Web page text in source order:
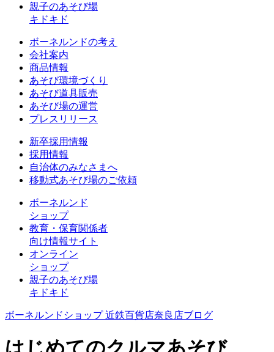
親子のあそび場
キドキド
ボーネルンドの考え
会社案内
商品情報
あそび環境づくり
あそび道具販売
あそび場の運営
プレスリリース
新卒採用情報
採用情報
自治体のみなさまへ
移動式あそび場のご依頼
ボーネルンド
ショップ
教育・保育関係者
向け情報サイト
オンライン
ショップ
親子のあそび場
キドキド
ボーネルンドショップ 近鉄百貨店奈良店ブログ